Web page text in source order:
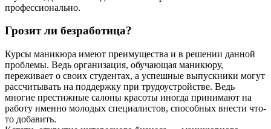
профессионально.
Грозит ли безработица?
Курсы маникюра имеют преимущества и в решении данной
проблемы. Ведь организация, обучающая маникюру,
переживает о своих студентах, а успешные выпускники могут
рассчитывать на поддержку при трудоустройстве. Ведь
многие престижные салоны красоты иногда принимают на
работу именно молодых специалистов, способных внести что-
то добавить.